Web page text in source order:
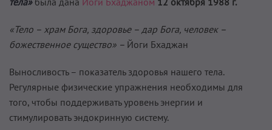
«Тело – храм Бога, здоровье – дар Бога, человек –
божественное существо» – Йоги Бхаджан
Выносливость – показатель здоровья нашего тела.
Регулярные физические упражнения необходимы для
того, чтобы поддерживать уровень энергии и
стимулировать эндокринную систему.